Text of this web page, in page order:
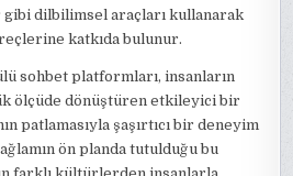
dilbilimsel araçları kullanarak
katkıda bulunur.
sohbet platformları, insanların
ölçüde dönüştüren etkileyici bir
patlamasıyla şaşırtıcı bir deneyim
ön planda tutulduğu bu